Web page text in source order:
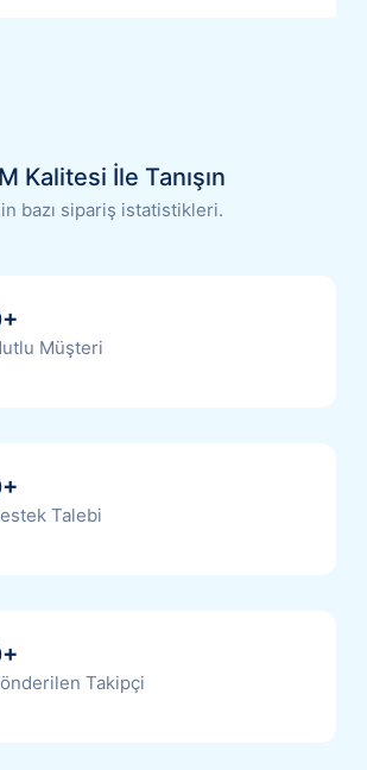
Kalitesi İle Tanışın
bazı sipariş istatistikleri.
+
Müşteri
+
Talebi
+
Takipçi